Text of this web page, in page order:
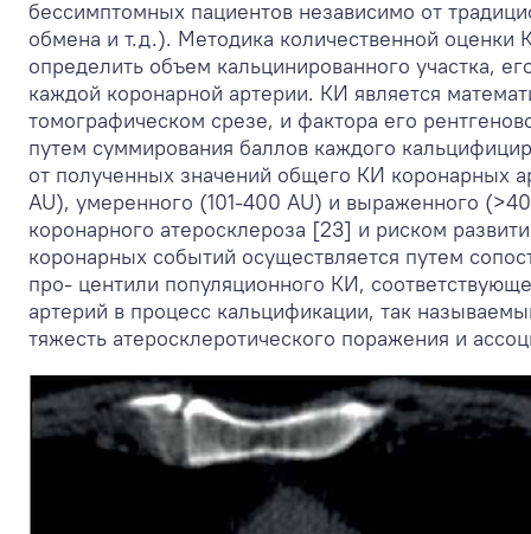
бессимптомных пациентов независимо от
обмена и т.д.). Методика количественной оценки
определить объем кальцинированного участка,
каждой коронарной артерии. КИ является
томографическом срезе, и фактора его
путем суммирования баллов каждого
от полученных значений общего КИ коронарных
AU), умеренного (101-400 AU) и выраженного
коронарного атеросклероза [23] и риском
коронарных событий осуществляется путем
про- центили популяционного КИ,
артерий в процесс кальцификации, так
тяжесть атеросклеротического поражения и